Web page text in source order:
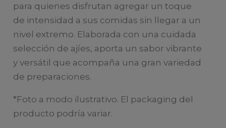
para quienes disfrutan agregar un toque
de intensidad a sus comidas sin llegar a un
nivel extremo. Elaborada con una cuidada
selección de ajíes, aporta un sabor vibrante
y versátil que acompaña una gran variedad
de preparaciones.
*Foto a modo ilustrativo. El packaging del
producto podría variar.